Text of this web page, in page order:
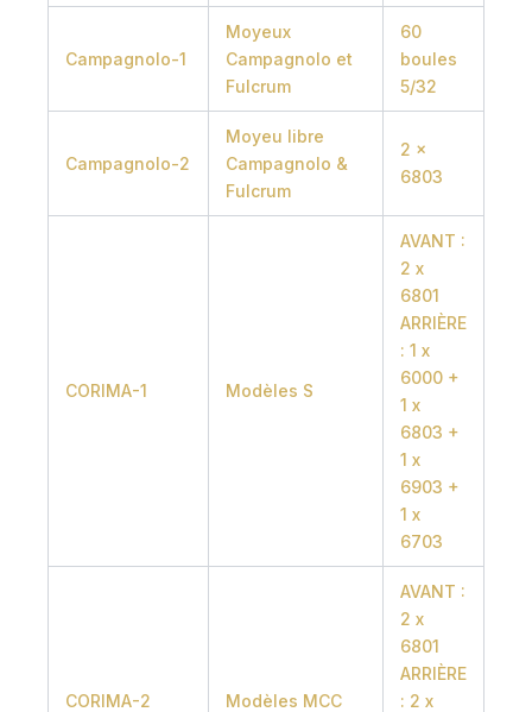
Campagnolo-1
Moyeux
Campagnolo et
Fulcrum
60
boules
5/32
Campagnolo-2
Moyeu libre
Campagnolo &
Fulcrum
2 x
6803
CORIMA-1 Modèles S
AVANT :
2 x
6801
ARRIÈRE
: 1 x
6000 +
1 x
6803 +
1 x
6903 +
1 x
6703
CORIMA-2 Modèles MCC
AVANT :
2 x
6801
ARRIÈRE
: 2 x